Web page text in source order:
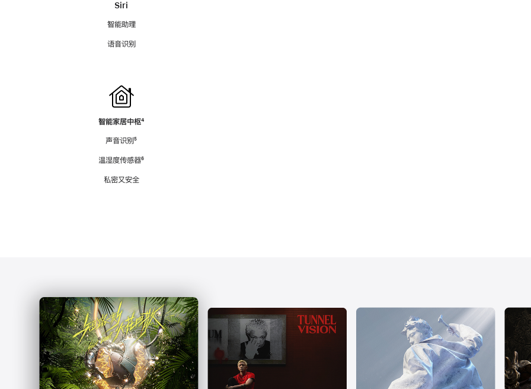
Siri
智能助理
语音识别
智能家居中枢脚
⁴
声音识别脚
⁵
温湿度传感器脚
⁶
私密又安全